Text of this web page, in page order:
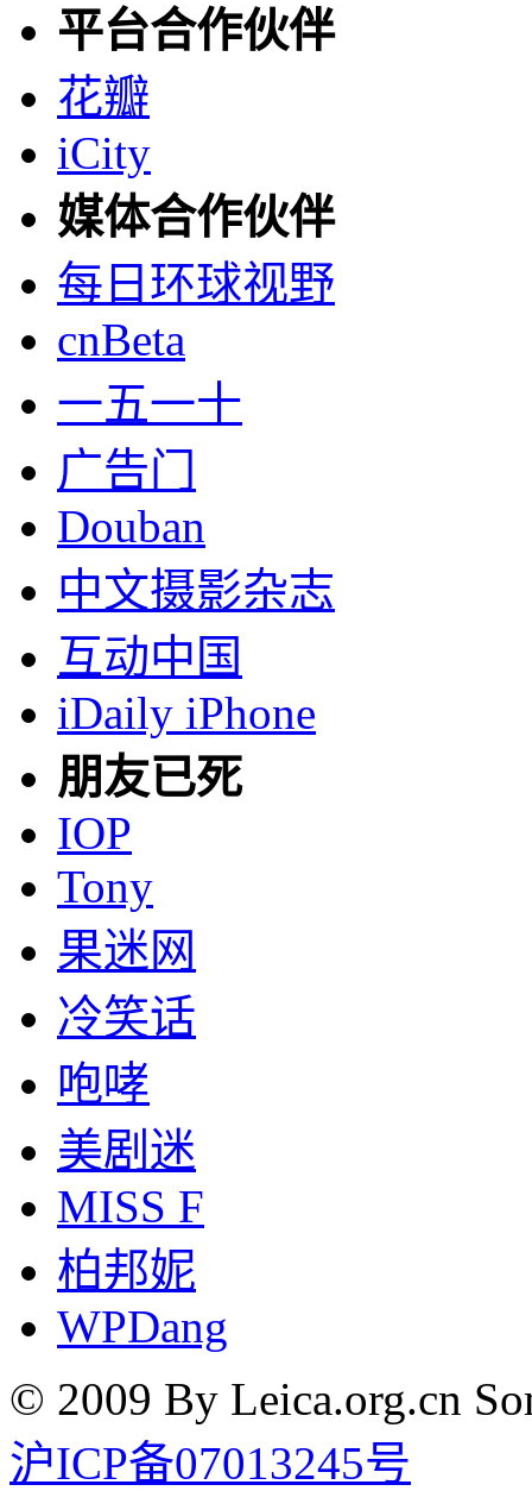
平台合作伙伴
花瓣
iCity
媒体合作伙伴
每日环球视野
cnBeta
一五一十
广告门
Douban
中文摄影杂志
互动中国
iDaily iPhone
朋友已死
IOP
Tony
果迷网
冷笑话
咆哮
美剧迷
MISS F
柏邦妮
WPDang
© 2009 By Leica.org.cn
沪ICP备07013245号